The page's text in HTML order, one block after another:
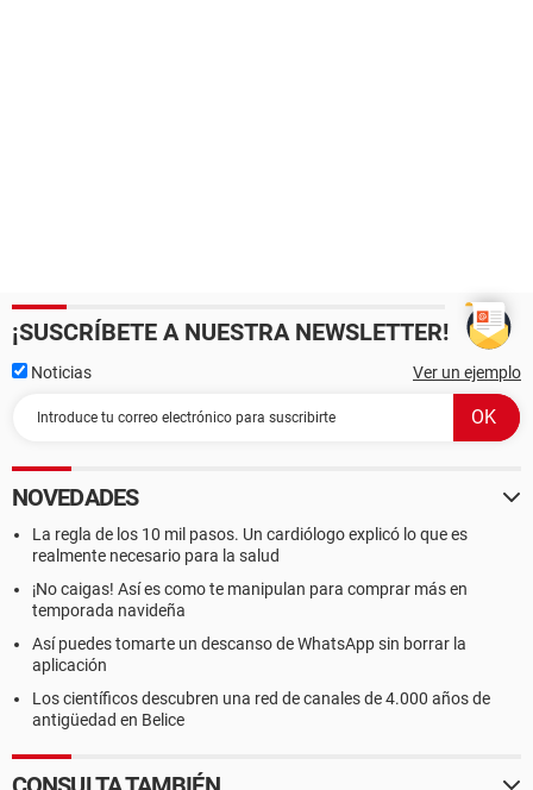
¡SUSCRÍBETE A NUESTRA NEWSLETTER!
Noticias Ver un ejemplo
NOVEDADES
La regla de los 10 mil pasos. Un cardiólogo explicó lo que es
realmente necesario para la salud
¡No caigas! Así es como te manipulan para comprar más en
temporada navideña
Así puedes tomarte un descanso de WhatsApp sin borrar la
aplicación
Los científicos descubren una red de canales de 4.000 años de
antigüedad en Belice